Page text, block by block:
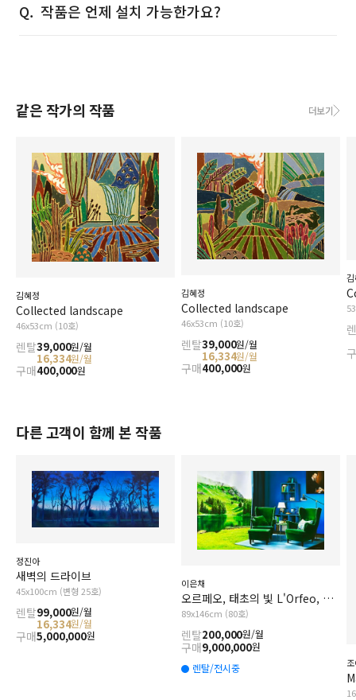
작품은 언제 설치 가능한가요?
같은 작가의 작품 더보기
김혜정
Collected landscape
46x53cm (10호)
렌탈39,000원/월
16,334원/월
구매400,000원
김혜정
Collected landscape
46x53cm (10호)
렌탈39,000원/월
16,334원/월
구매400,000원
다른 고객이 함께 본 작품
정진아
새벽의 드라이브
45x100cm (변형 25호)
렌탈99,000원/월
16,334원/월
구매5,000,000원
이은채
오르페오, 태초의 빛 L'Orfeo, The Primal Light
89x146cm (80호)
렌탈200,000원/월
구매9,000,000원
렌탈/전시중